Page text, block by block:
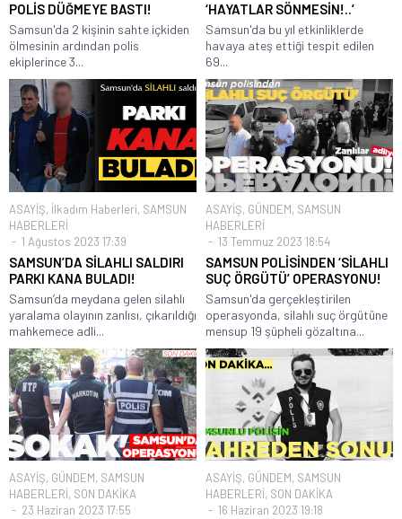
POLİS DÜĞMEYE BASTI!
Samsun'da 2 kişinin sahte içkiden
ölmesinin ardından polis
ekiplerince 3...
‘HAYATLAR SÖNMESİN!..’
Samsun'da bu yıl etkinliklerde
havaya ateş ettiği tespit edilen
69...
ASAYİŞ, İlkadım Haberleri, SAMSUN
HABERLERİ
1 Ağustos 2023 17:39
SAMSUN’DA SİLAHLI SALDIRI
PARKI KANA BULADI!
Samsun’da meydana gelen silahlı
yaralama olayının zanlısı, çıkarıldığı
mahkemece adli...
ASAYİŞ, GÜNDEM, SAMSUN
HABERLERİ
13 Temmuz 2023 18:54
SAMSUN POLİSİNDEN ‘SİLAHLI
SUÇ ÖRGÜTÜ’ OPERASYONU!
Samsun'da gerçekleştirilen
operasyonda, silahlı suç örgütüne
mensup 19 şüpheli gözaltına...
ASAYİŞ, GÜNDEM, SAMSUN
HABERLERİ, SON DAKİKA
23 Haziran 2023 17:55
ASAYİŞ, GÜNDEM, SAMSUN
HABERLERİ, SON DAKİKA
16 Haziran 2023 19:18